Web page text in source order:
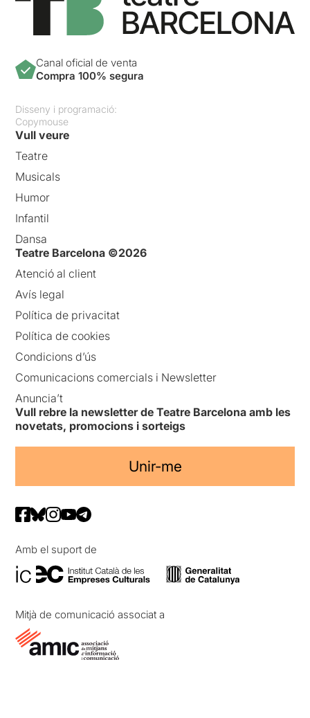
Canal oficial de venta
Compra 100% segura
Disseny i programació:
Copymouse
Vull veure
Teatre
Musicals
Humor
Infantil
Dansa
Teatre Barcelona ©2026
Atenció al client
Avís legal
Política de privacitat
Política de cookies
Condicions d’ús
Comunicacions comercials i Newsletter
Anuncia’t
Vull rebre la newsletter de Teatre Barcelona amb les
novetats, promocions i sorteigs
Unir-me
Amb el suport de
Mitjà de comunicació associat a